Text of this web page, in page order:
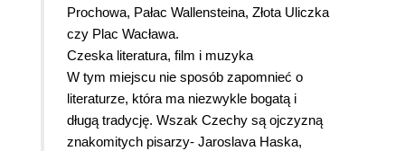
Prochowa, Pałac Wallensteina, Złota Uliczka
czy Plac Wacława.
Czeska literatura, film i muzyka
W tym miejscu nie sposób zapomnieć o
literaturze, która ma niezwykle bogatą i
długą tradycję. Wszak Czechy są ojczyzną
znakomitych pisarzy- Jaroslava Haska,